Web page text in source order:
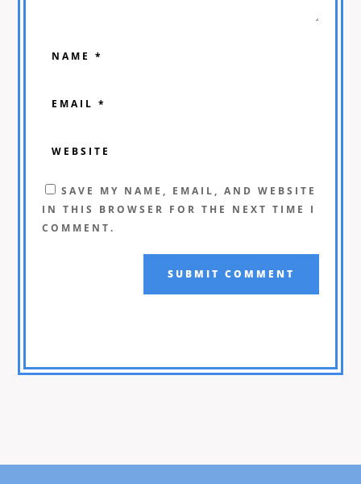
SAVE MY NAME, EMAIL, AND WEBSITE
IN THIS BROWSER FOR THE NEXT TIME I
COMMENT.
SUBMIT COMMENT